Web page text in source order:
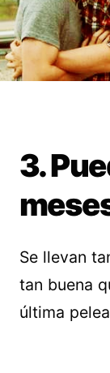
3.
Se llevan
tan buena
última